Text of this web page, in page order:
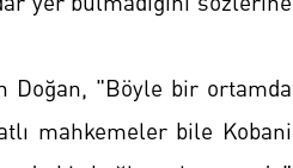
Doğan, "Böyle bir ortamda
mahkemeler bile Kobani